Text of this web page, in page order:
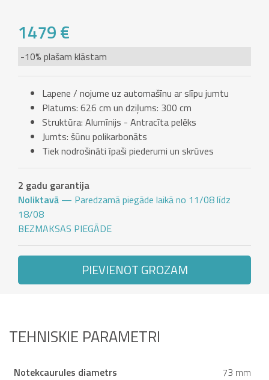
1479 €
-10% plašam klāstam
Lapene / nojume uz automašīnu ar slīpu jumtu
Platums: 626 cm un dziļums: 300 cm
Struktūra: Alumīnijs - Antracīta pelēks
Jumts: šūnu polikarbonāts
Tiek nodrošināti īpaši piederumi un skrūves
2 gadu garantija
Noliktavā — Paredzamā piegāde laikā no 11/08 līdz
18/08
BEZMAKSAS PIEGĀDE
PIEVIENOT GROZAM
TEHNISKIE PARAMETRI
Notekcaurules diametrs
73 mm